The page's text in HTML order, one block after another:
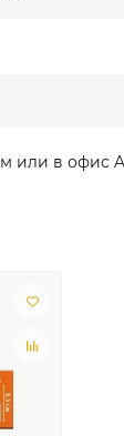
или в офис